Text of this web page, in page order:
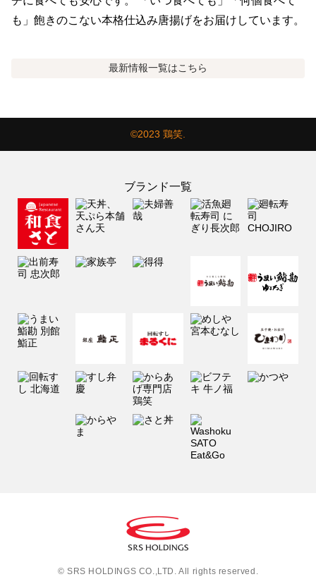
も」飽きのこない本格仕込み唐揚げをお届けしています。
最新情報一覧はこちら
©2023 鶏笑.
ブランド一覧
© SRS HOLDINGS CO.,LTD. All rights reserved.